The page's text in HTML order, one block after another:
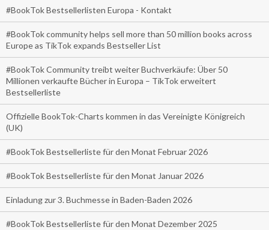
#BookTok Bestsellerlisten Europa - Kontakt
#BookTok community helps sell more than 50 million books across
Europe as TikTok expands Bestseller List
#BookTok Community treibt weiter Buchverkäufe: Über 50
Millionen verkaufte Bücher in Europa – TikTok erweitert
Bestsellerliste
Offizielle BookTok-Charts kommen in das Vereinigte Königreich
(UK)
#BookTok Bestsellerliste für den Monat Februar 2026
#BookTok Bestsellerliste für den Monat Januar 2026
Einladung zur 3. Buchmesse in Baden-Baden 2026
#BookTok Bestsellerliste für den Monat Dezember 2025